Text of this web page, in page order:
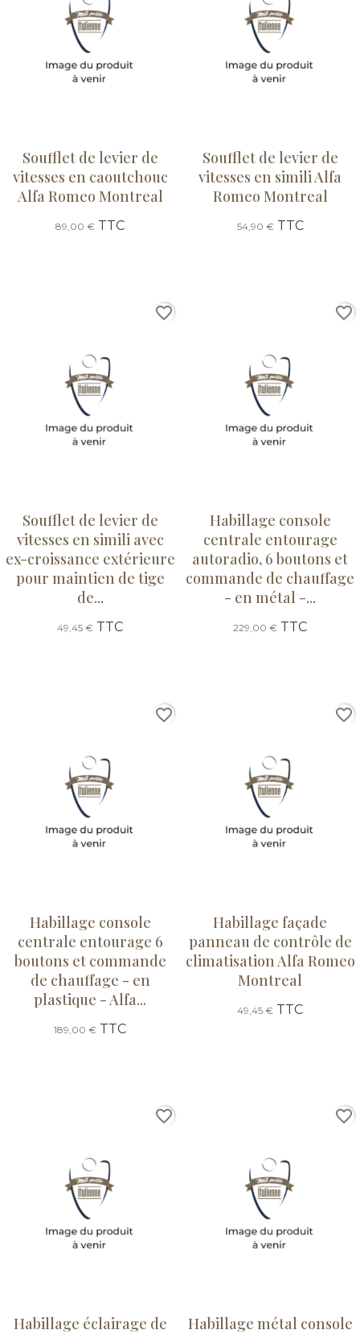
Soufflet de levier de
vitesses en caoutchouc
Alfa Romeo Montreal
89,00 € TTC
Soufflet de levier de
vitesses en simili Alfa
Romeo Montreal
54,90 €TTC
Soufflet de levier de
vitesses en simili avec
ex-croissance extérieure
pour maintien de tige
de...
49,45 € TTC
favorite_border
Habillage console
centrale entourage
autoradio, 6 boutons et
commande de chauffage
- en métal -...
229,00 € TTC
favorite_border
Habillage console
centrale entourage 6
boutons et commande
de chauffage - en
plastique - Alfa...
189,00 € TTC
favorite_border
Habillage façade
panneau de contrôle de
climatisation Alfa Romeo
Montreal
49,45 € TTC
favorite_border
Habillage éclairage de
favorite_border
Habillage métal console
favorite_border